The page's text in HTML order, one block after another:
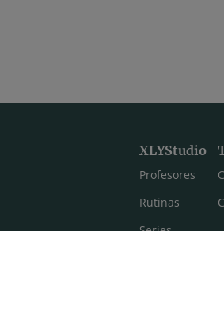
XLYStudio
Profesores
Rutinas
Series